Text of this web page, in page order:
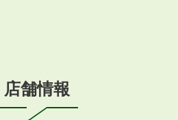
店舗情報